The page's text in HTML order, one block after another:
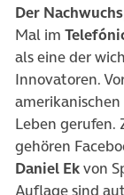
Der
Mal im
als eine der
Innovatoren.
Leben gerufen.
gehören
Daniel Ekvon
Auflage sind